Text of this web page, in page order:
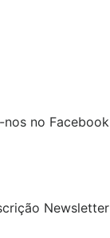
nos no Facebook
Newsletter